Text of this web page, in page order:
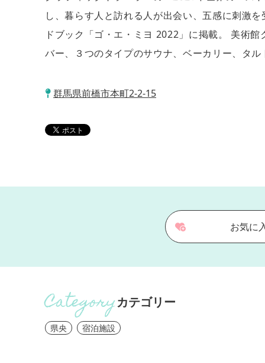
し、暮らす⼈と訪れる⼈が出会い、五感に刺激
ドブック「ゴ・エ・ミヨ 2022」に掲載。 美術
バー、３つのタイプのサウナ、ベーカリー、タ
群馬県前橋市本町2-2-15
お気に
カテゴリー
県央 宿泊施設